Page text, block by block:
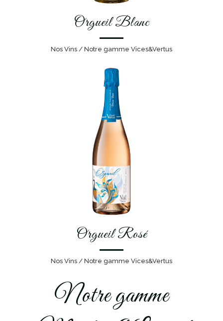
Orgueil Blanc
Nos Vins / Notre gamme Vices&Vertus
Orgueil Rosé
Nos Vins / Notre gamme Vices&Vertus
Notre gamme